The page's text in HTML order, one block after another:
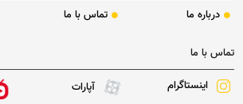
درباره ما تماس با ما
تماس با ما
اینستاگرام آپارات